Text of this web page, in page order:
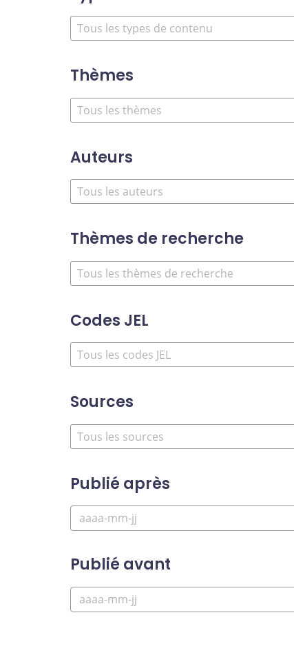
Thèmes
Auteurs
Thèmes de recherche
Codes JEL
Sources
Publié après
Publié avant